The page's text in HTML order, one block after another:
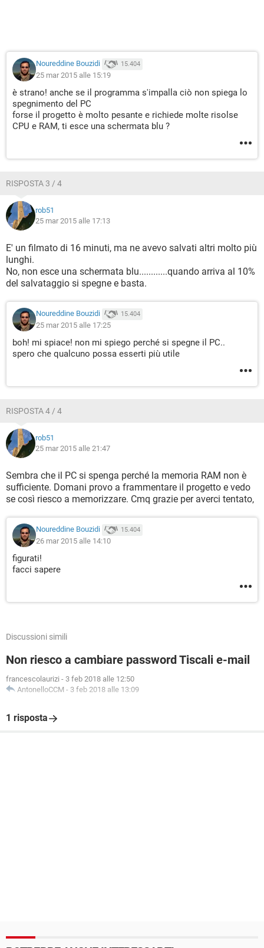
Noureddine Bouzidi 15.404
25 mar 2015 alle 15:19
è strano! anche se il programma s'impalla ciò non spiega lo
spegnimento del PC
forse il progetto è molto pesante e richiede molte risolse
CPU e RAM, ti esce una schermata blu ?
RISPOSTA 3 / 4
rob51
25 mar 2015 alle 17:13
E' un filmato di 16 minuti, ma ne avevo salvati altri molto più
lunghi.
No, non esce una schermata blu............quando arriva al 10%
del salvataggio si spegne e basta.
Noureddine Bouzidi 15.404
25 mar 2015 alle 17:25
boh! mi spiace! non mi spiego perché si spegne il PC..
spero che qualcuno possa esserti più utile
RISPOSTA 4 / 4
rob51
25 mar 2015 alle 21:47
Sembra che il PC si spenga perché la memoria RAM non è
sufficiente. Domani provo a frammentare il progetto e vedo
se così riesco a memorizzare. Cmq grazie per averci tentato,
Noureddine Bouzidi 15.404
26 mar 2015 alle 14:10
figurati!
facci sapere
Discussioni simili
Non riesco a cambiare password Tiscali e-mail
francescolaurizi - 3 feb 2018 alle 12:50
AntonelloCCM - 3 feb 2018 alle 13:09
1 risposta